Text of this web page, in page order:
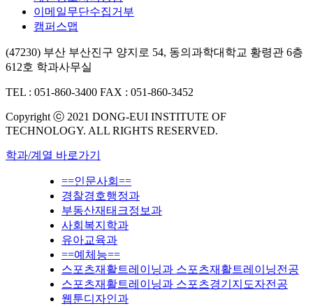
이메일무단수집거부
캠퍼스맵
(47230) 부산 부산진구 양지로 54, 동의과학대학교 황령관 6층
612호 학과사무실
TEL : 051-860-3400 FAX : 051-860-3452
Copyright ⓒ 2021 DONG-EUI INSTITUTE OF
TECHNOLOGY. ALL RIGHTS RESERVED.
학과/계열 바로가기
==인문사회==
경찰경호행정과
부동산재태크정보과
사회복지학과
유아교육과
==예체능==
스포츠재활트레이닝과 스포츠재활트레이닝전공
스포츠재활트레이닝과 스포츠경기지도자전공
웹툰디자인과